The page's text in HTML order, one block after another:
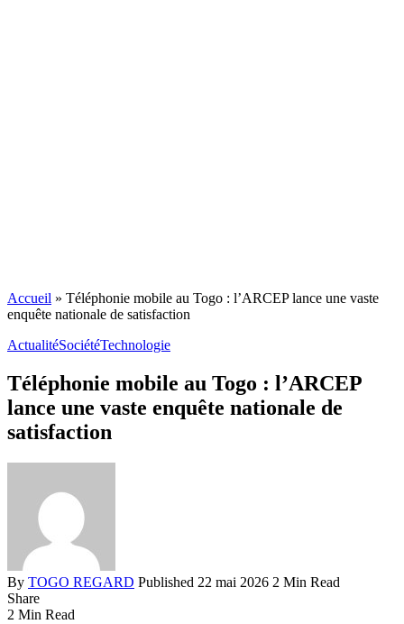
Accueil » Téléphonie mobile au Togo : l’ARCEP lance une vaste
enquête nationale de satisfaction
ActualitéSociétéTechnologie
Téléphonie mobile au Togo : l’ARCEP
lance une vaste enquête nationale de
satisfaction
By TOGO REGARD Published 22 mai 2026 2 Min Read
Share
2 Min Read